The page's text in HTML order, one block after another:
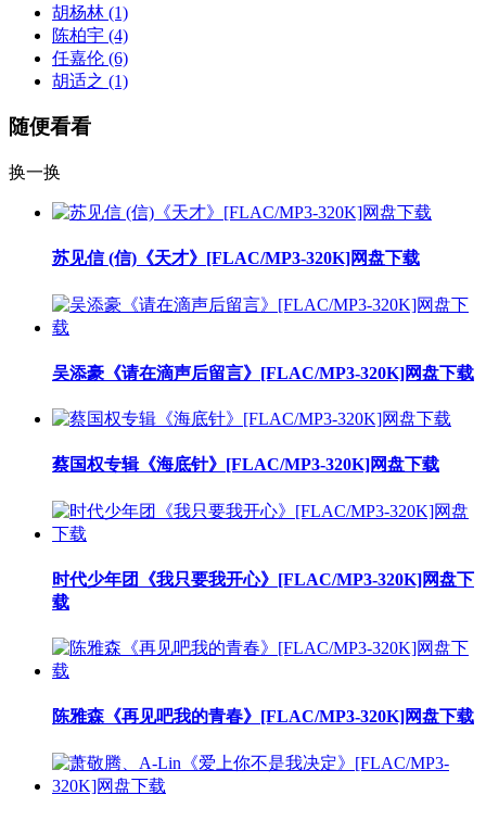
胡杨林 (1)
陈柏宇 (4)
任嘉伦 (6)
胡适之 (1)
随便看看
换一换
苏见信 (信)《天才》[FLAC/MP3-320K]网盘下载
吴添豪《请在滴声后留言》[FLAC/MP3-320K]网盘下载
蔡国权专辑《海底针》[FLAC/MP3-320K]网盘下载
时代少年团《我只要我开心》[FLAC/MP3-320K]网盘下
载
陈雅森《再见吧我的青春》[FLAC/MP3-320K]网盘下载